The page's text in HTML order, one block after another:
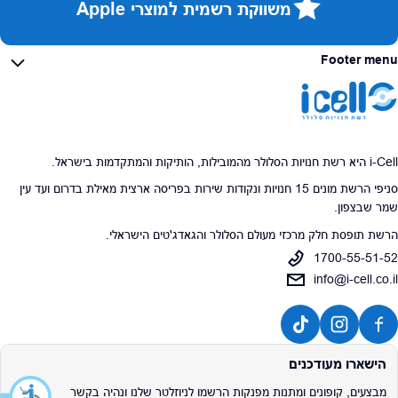
משווקת רשמית למוצרי Apple
Footer menu
i-Cell היא רשת חנויות הסלולר מהמובילות, הותיקות והמתקדמות בישראל.
סניפי הרשת מונים 15 חנויות ונקודות שירות בפריסה ארצית מאילת בדרום ועד עין
שמר שבצפון.
הרשת תופסת חלק מרכזי מעולם הסלולר והגאדג'טים הישראלי.
1700-55-51-52
info@i-cell.co.il
הישארו מעודכנים
מבצעים, קופונים ומתנות מפנקות הרשמו לניוזלטר שלנו ונהיה בקשר